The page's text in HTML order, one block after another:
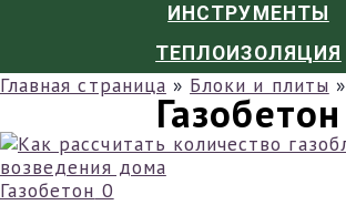
ИНСТРУМЕНТЫ
ТЕПЛОИЗОЛЯЦИЯ
Главная страница » Блоки и плиты »
Газобетон
Газобетон 0